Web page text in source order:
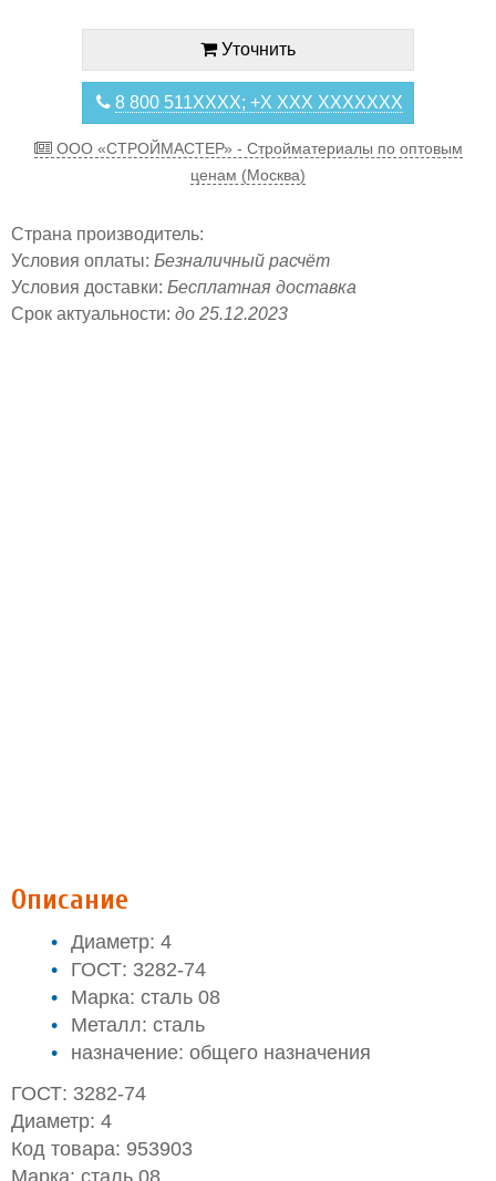
Уточнить
8 800 511XXXX; +X XXX XXXXXXX
ООО «СТРОЙМАСТЕР» - Стройматериалы по оптовым
ценам (Москва)
Страна производитель:
Условия оплаты: Безналичный расчёт
Условия доставки: Бесплатная доставка
Срок актуальности: до 25.12.2023
Описание
Диаметр: 4
ГОСТ: 3282-74
Марка: сталь 08
Металл: сталь
назначение: общего назначения
ГОСТ: 3282-74
Диаметр: 4
Код товара: 953903
Марка: сталь 08